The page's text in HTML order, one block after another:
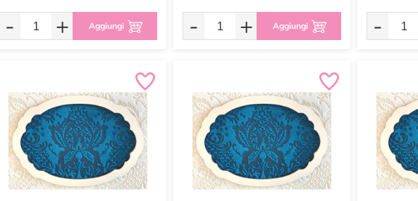
- + Aggiungi - + Aggiungi -